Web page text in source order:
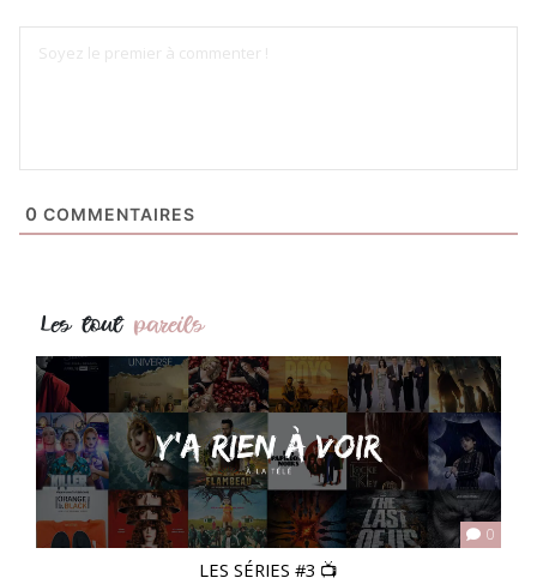
0 COMMENTAIRES
Les tout pareils
0
LES SÉRIES #3 📺